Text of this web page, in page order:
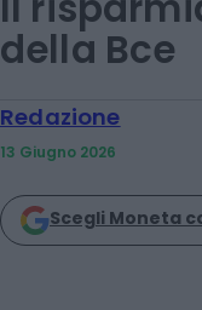
MONETA
Il
della Bce
13 Giugno 2026